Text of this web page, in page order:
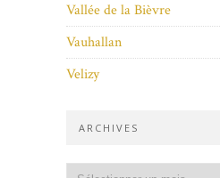
Vallée de la Bièvre
Vauhallan
Velizy
ARCHIVES